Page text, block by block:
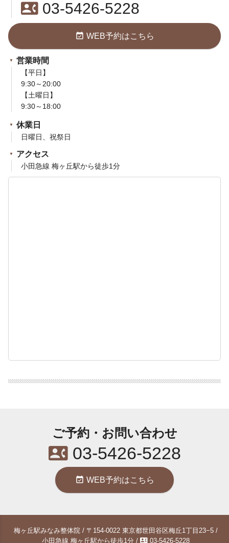
contact_phone03-5426-5228
event_available WEB予約はこちら
営業時間
【平日】
9:30～20:00
【土曜日】
9:30～18:00
休業日
日曜日、祝祭日
アクセス
小田急線 梅ヶ丘駅から徒歩1分
ご予約・お問い合わせ
contact_phone03-5426-5228
event_available WEB予約はこちら
梅ヶ丘駅みなみ整体院 / 〒154-0022 東京都世田谷区梅丘1丁目23−5 /
小田急線 梅ヶ丘駅から徒歩1分 / contact_phone03-5426-5228